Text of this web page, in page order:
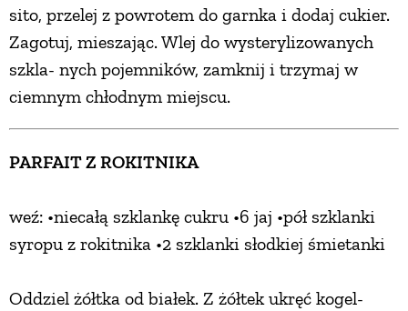
sito, przelej z powrotem do garnka i dodaj cukier.
Zagotuj, mieszając. Wlej do wysterylizowanych
szkla- nych pojemników, zamknij i trzymaj w
ciemnym chłodnym miejscu.
PARFAIT Z ROKITNIKA
weź: •niecałą szklankę cukru •6 jaj •pół szklanki
syropu z rokitnika •2 szklanki słodkiej śmietanki
Oddziel żółtka od białek. Z żółtek ukręć kogel-